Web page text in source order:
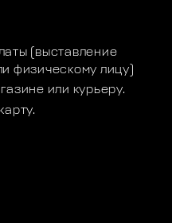
(выставление
физическому лицу)
или курьеру.